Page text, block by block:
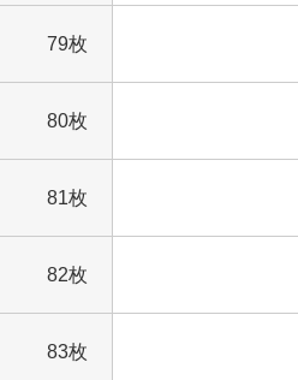
79枚
80枚
81枚
82枚
83枚